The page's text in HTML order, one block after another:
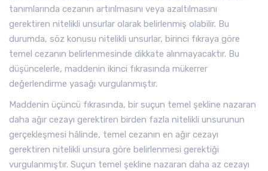
tanımlarında cezanın artırılmasını veya azaltılmasını
gerektiren nitelikli unsurlar olarak belirlenmiş olabilir. Bu
durumda, söz konusu nitelikli unsurlar, birinci fıkraya göre
temel cezanın belirlenmesinde dikkate alınmayacaktır. Bu
düşüncelerle, maddenin ikinci fıkrasında mükerrer
değerlendirme yasağı vurgulanmıştır.
Maddenin üçüncü fıkrasında, bir suçun temel şekline nazaran
daha ağır cezayı gerektiren birden fazla nitelikli unsurunun
gerçekleşmesi hâlinde, temel cezanın en ağır cezayı
gerektiren nitelikli unsura göre belirlenmesi gerektiği
vurgulanmıştır. Suçun temel şekline nazaran daha az cezayı